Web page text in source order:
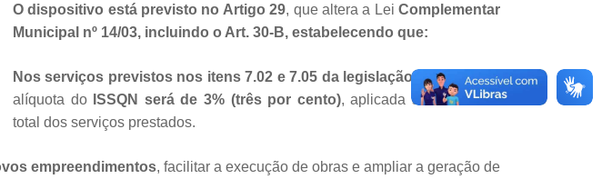
O dispositivo está previsto no Artigo 29, que altera a LeiComplementar
Municipal nº 14/03, incluindo o Art. 30-B, estabelecendo que:
Nos serviços previstos nos itens 7.02 e 7.05 da legislação municipal, a
alíquota do ISSQN será de 3% (três por cento), aplicada sobre o valor
total dos serviços prestados.
empreendimentos, facilitar a execução de obras e ampliar a geração de